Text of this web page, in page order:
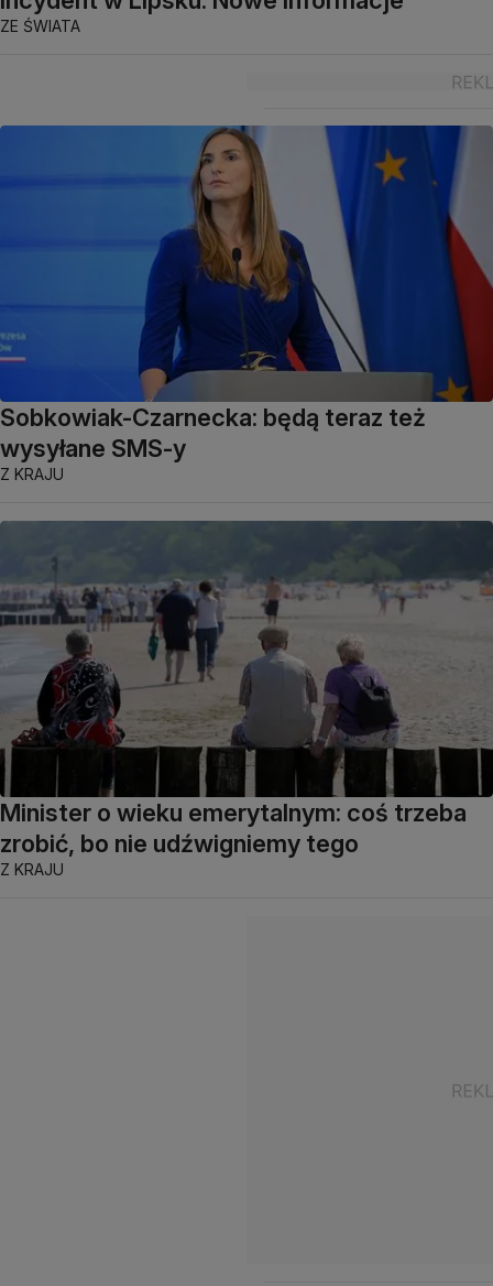
ZE ŚWIATA
Sobkowiak-Czarnecka: będą teraz też
wysyłane SMS-y
Z KRAJU
Minister o wieku emerytalnym: coś trzeba
zrobić, bo nie udźwigniemy tego
Z KRAJU